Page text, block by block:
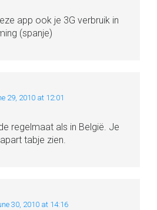
app ook je 3G verbruik in
(spanje)
29, 2010 at 12:01
regelmaat als in België. Je
tabje zien.
30, 2010 at 14:16